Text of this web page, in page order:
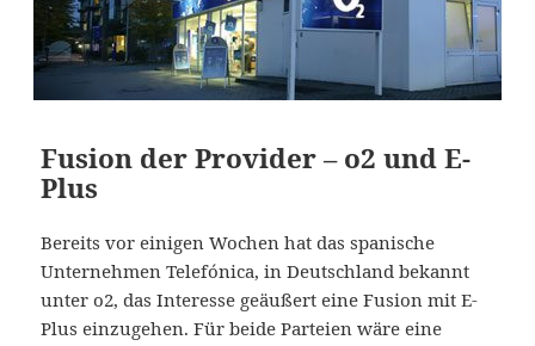
Fusion der Provider – o2 und E-
Plus
Bereits vor einigen Wochen hat das spanische
Unternehmen Telefónica, in Deutschland bekannt
unter o2, das Interesse geäußert eine Fusion mit E-
Plus einzugehen. Für beide Parteien wäre eine